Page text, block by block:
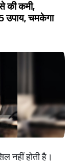
की कमी,
उपाय, चमकेगा
नहीं होती है।